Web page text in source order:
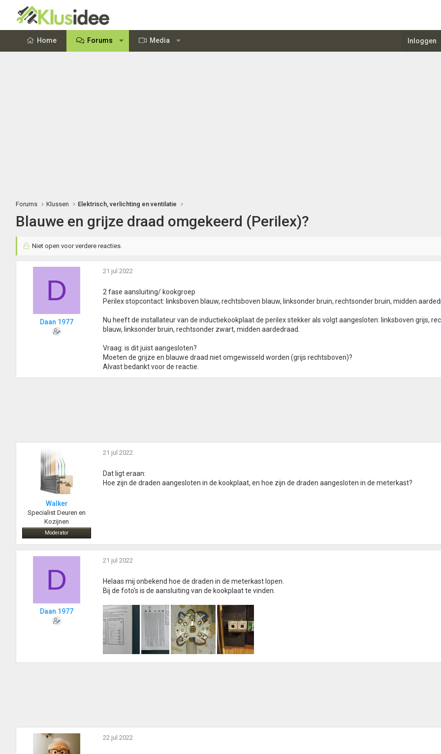
Home Forums Media Inloggen
Forums Klussen Elektrisch, verlichting en ventilatie
Blauwe en grijze draad omgekeerd (Perilex)?
Niet open voor verdere reacties.
D
Daan 1977
21 jul 2022
2 fase aansluiting/ kookgroep
Perilex stopcontact: linksboven blauw, rechtsboven blauw, linksonder bruin, rechtsonder bruin, midden
Nu heeft de installateur van de inductiekookplaat de perilex stekker als volgt aangesloten: linksboven grijs,
blauw, linksonder bruin, rechtsonder zwart, midden aardedraad.
Vraag: is dit juist aangesloten?
Moeten de grijze en blauwe draad niet omgewisseld worden (grijs rechtsboven)?
Alvast bedankt voor de reactie.
Walker
Specialist Deuren en
Kozijnen
Moderator
21 jul 2022
Dat ligt eraan:
Hoe zijn de draden aangesloten in de kookplaat, en hoe zijn de draden aangesloten in de meterkast?
D
Daan 1977
21 jul 2022
Helaas mij onbekend hoe de draden in de meterkast lopen.
Bij de foto's is de aansluiting van de kookplaat te vinden.
22 jul 2022